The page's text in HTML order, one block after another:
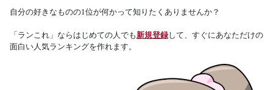
自分の好きなものの1位が何かって知りたくありませんか？
「ランこれ」ならはじめての人でも新規登録して、すぐにあなただけの
面白い人気ランキングを作れます。